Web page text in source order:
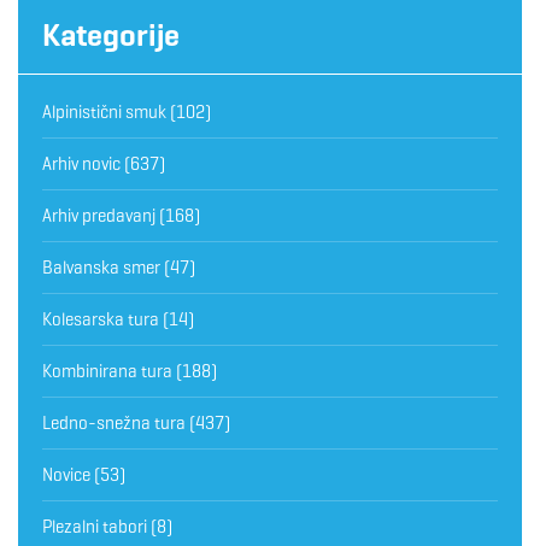
Kategorije
Alpinistični smuk (102)
Arhiv novic (637)
Arhiv predavanj (168)
Balvanska smer (47)
Kolesarska tura (14)
Kombinirana tura (188)
Ledno-snežna tura (437)
Novice (53)
Plezalni tabori (8)